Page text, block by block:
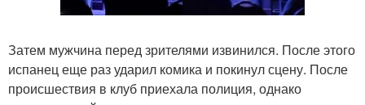
Затем мужчина перед зрителями извинился. После этого
испанец еще раз ударил комика и покинул сцену. После
происшествия в клуб приехала полиция, однако